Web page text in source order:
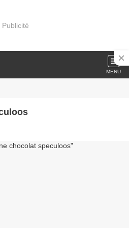
Publicité
MENU